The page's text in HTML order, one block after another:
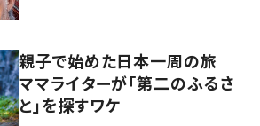
親子で始めた日本一周の旅
ママライターが「第二のふるさ
と」を探すワケ